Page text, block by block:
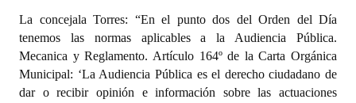
La concejala Torres: “En el punto dos del Orden del Día
tenemos las normas aplicables a la Audiencia Pública.
Mecanica y Reglamento. Artículo 164º de la Carta Orgánica
Municipal: ‘La Audiencia Pública es el derecho ciudadano de
dar o recibir opinión e información sobre las actuaciones